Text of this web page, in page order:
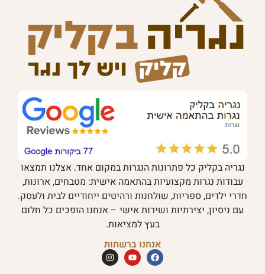
נגריה בקליק כל פתרונות הנגרות במקום אחד. אצלנו תמצאו
עבודות נגרות מקצועיות בהתאמה אישית: מטבחים, ארונות,
חדרי ילדים, ספריות, שולחנות ורהיטים ייחודיים לבית ולעסק.
עם ניסיון, יצירתיות ושירות אישי – אנחנו הופכים כל חלום
בעץ למציאות.
אנחנו ברשתות